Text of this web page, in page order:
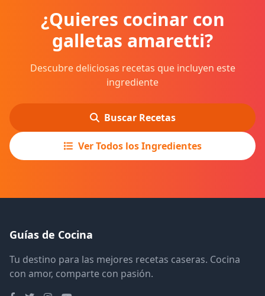
¿Quieres cocinar con
galletas amaretti?
Descubre deliciosas recetas que incluyen este
ingrediente
Buscar Recetas
Ver Todos los Ingredientes
Guías de Cocina
Tu destino para las mejores recetas caseras. Cocina
con amor, comparte con pasión.